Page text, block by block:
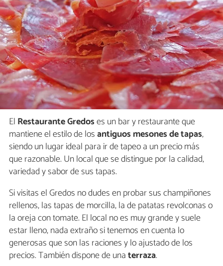
El Restaurante Gredoses un bar y restaurante que
mantiene el estilo de losantiguos mesones de tapas,
siendo un lugar ideal para ir de tapeo a un precio más
que razonable. Un local que se distingue por la calidad,
variedad y sabor de sus tapas.
Si visitas el Gredos no dudes en probar sus champiñones
rellenos, las tapas de morcilla, la de patatas revolconas o
la oreja con tomate. El local no es muy grande y suele
estar lleno, nada extraño si tenemos en cuenta lo
generosas que son las raciones y lo ajustado de los
precios. También dispone de unaterraza.